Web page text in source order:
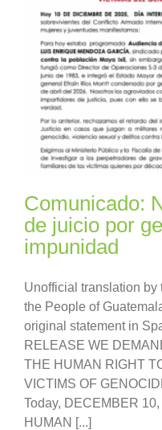
Comunicado:
de juicio por
impunidad
Unofficial translation
the People of
original statement in
RELEASE WE
THE HUMAN RIGHT
VICTIMS OF
Today, DECEMBER
HUMAN [...]